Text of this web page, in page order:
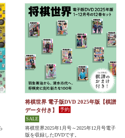
将棋世界 電子版DVD 2025年版【棋譜
データ付き】
将棋世界2025年1月号～2025年12月号電子
版を収録したDVDです。